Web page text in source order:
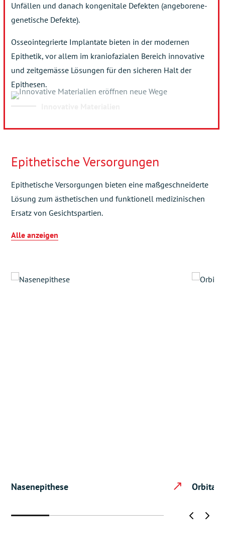
Unfällen und danach kongenitale Defekten (angeborene-
genetische Defekte).
Osseointegrierte Implantate bieten in der modernen
Epithetik, vor allem im kraniofazialen Bereich innovative
und zeitgemässe Lösungen für den sicheren Halt der
Epithesen.
Epithetische Versorgungen
Epithetische Versorgungen bieten eine maßgeschneiderte
Lösung zum ästhetischen und funktionell medizinischen
Ersatz von Gesichtspartien.
Alle anzeigen
Nasenepithese Orbita